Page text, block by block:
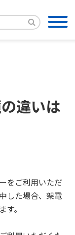
違いは
をご利用いただ
した場合、架電
。